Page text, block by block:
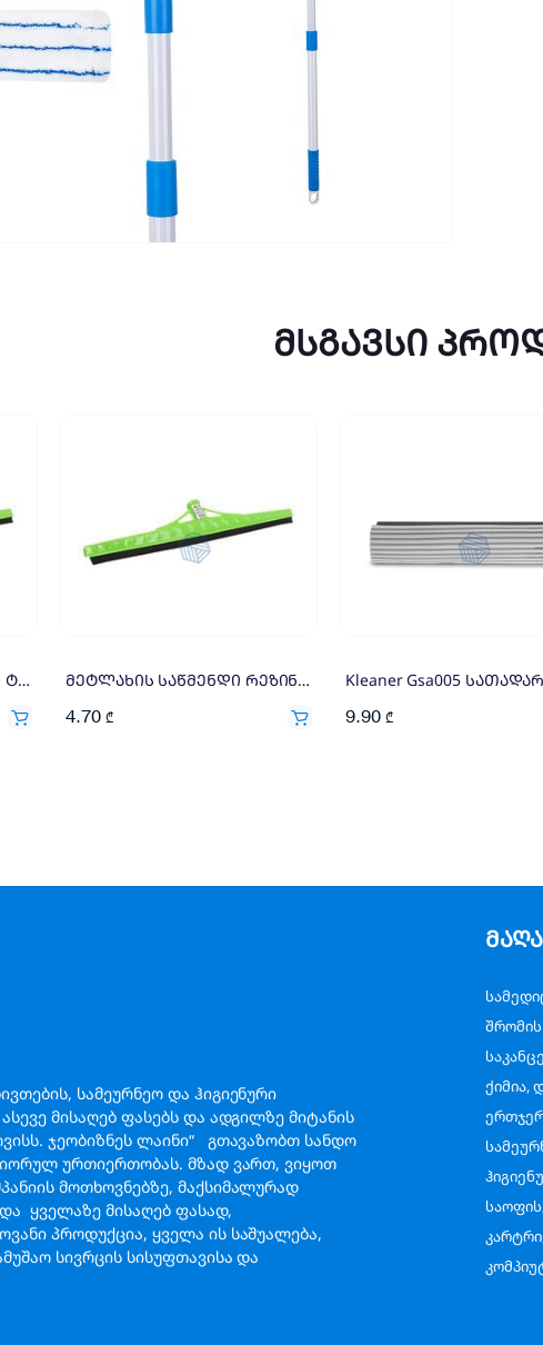
მსგავსი
მეტლახის საწმენდი, 1.5მ ტარით, 70სმ რეზინით მეტლახის საწმენდი რეზინი სათადარიგო 40სმ
4.70 ₾ 9.90 ₾
სამეურნეო და ჰიგიენური
მისაღებ ფასებს და ადგილზე მიტანის
ჯეობიზნეს ლაინი“ გთავაზობთ სანდო
ურთიერთობას. მზად ვართ, ვიყოთ
მოთხოვნებზე, მაქსიმალურად
ყველაზე მისაღებ ფასად,
პროდუქცია, ყველა ის საშუალება,
სივრცის სისუფთავისა და
ქიმია,